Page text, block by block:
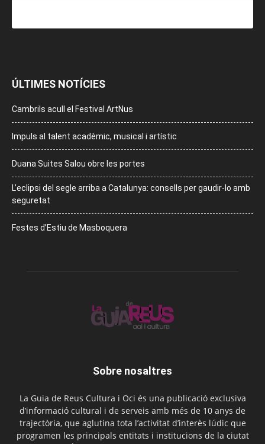
ÚLTIMES NOTÍCIES
Cambrils acull el Festival ArtNus
Impuls al talent acadèmic, musical i artístic
Duana Suites Salou obre les portes
L’eclipsi del segle arriba a Catalunya: consells per gaudir-lo amb
seguretat
Festes d’Estiu de Masboquera
Sobre nosaltres
La Guia de Reus Cultura i Oci és una publicació exclusiva
d’informació cultural i de serveis amb més de 10 anys de
trajectòria, que aglutina tota l’activitat d’interès lúdic que
programen les principals entitats i institucions de la ciutat